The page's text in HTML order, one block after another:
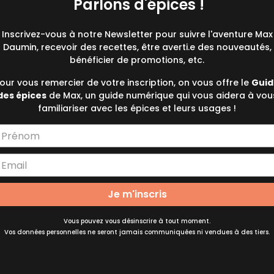
Parlons d'épices !
Inscrivez-vous à notre Newsletter pour suivre l'aventure Max
Daumin, recevoir des recettes, être averti.e des nouveautés,
bénéficier de promotions, etc.
vous remercier de votre inscription, on vous offre le
épicesde Max, un guide numérique qui vous aidera à
familiariser avec les épices et leurs usages !
Je m'inscris
Vous pouvez vous désinscrire à tout moment.
Vos données personnelles ne seront jamais communiquées ni vendues à des tiers.